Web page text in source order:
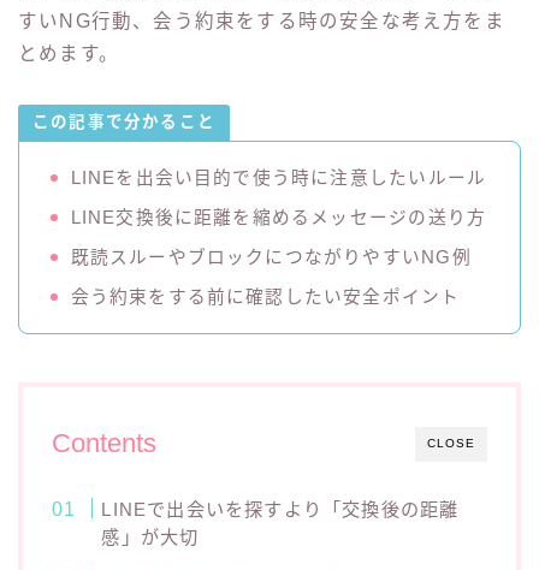
すいNG行動、会う約束をする時の安全な考え方をま
とめます。
この記事で分かること
LINEを出会い目的で使う時に注意したいルール
LINE交換後に距離を縮めるメッセージの送り方
既読スルーやブロックにつながりやすいNG例
会う約束をする前に確認したい安全ポイント
CLOSE
Contents
LINEで出会いを探すより「交換後の距離
感」が大切